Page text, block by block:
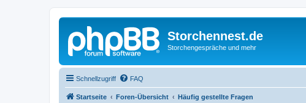
Storchennest.de
Storchengespräche und mehr
Schnellzugriff FAQ
Startseite Foren-Übersicht Häufig gestellte Fragen